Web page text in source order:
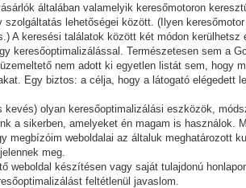
általában valamelyik keresőmotoron
lehetőségei között. (Ilyen
A keresési találatok között két módon kerülhetsz
keresőoptimalizálással. Természetesen sem a
nem adott ki egyetlen listát sem, hogy
Egy biztos: a célja, hogy a látogató elégedett
kevés) olyan keresőoptimalizálási eszközök,
a sikerben, amelyeket én magam is használok.
megbízóim weboldalai az általuk meghatározott
meg.
weboldal készítésen vagy saját tulajdonú
feltétlenül javaslom.